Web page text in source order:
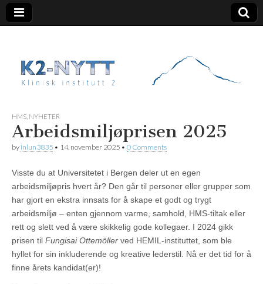
K2 Nytt
HMS NYHETER
Arbeidsmiljøprisen 2025
by inlun3835 • 14. november 2025 • 0 Comments
Visste du at Universitetet i Bergen deler ut en egen
arbeidsmiljøpris hvert år? Den går til personer eller grupper som
har gjort en ekstra innsats for å skape et godt og trygt
arbeidsmiljø – enten gjennom varme, samhold, HMS-tiltak eller
rett og slett ved å være skikkelig gode kollegaer. I 2024 gikk
prisen til Fungisai Ottemöller ved HEMIL-instituttet, som ble
hyllet for sin inkluderende og kreative lederstil. Nå er det tid for å
finne årets kandidat(er)!